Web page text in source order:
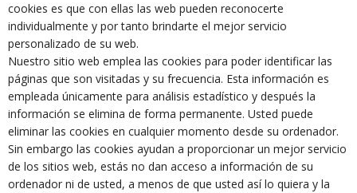
cookies es que con ellas las web pueden reconocerte
individualmente y por tanto brindarte el mejor servicio
personalizado de su web.
Nuestro sitio web emplea las cookies para poder identificar las
páginas que son visitadas y su frecuencia. Esta información es
empleada únicamente para análisis estadístico y después la
información se elimina de forma permanente. Usted puede
eliminar las cookies en cualquier momento desde su ordenador.
Sin embargo las cookies ayudan a proporcionar un mejor servicio
de los sitios web, estás no dan acceso a información de su
ordenador ni de usted, a menos de que usted así lo quiera y la